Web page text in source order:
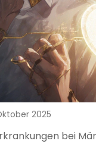
2025
bei